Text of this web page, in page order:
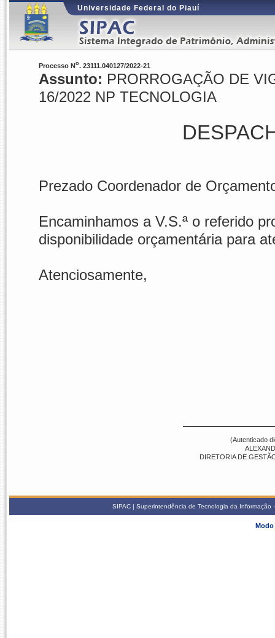
Universidade Federal do Piauí
Processo No. 23111.040127/2022-21
Assunto: PRORROGAÇÃO DE
16/2022 NP TECNOLOGIA
Prezado Coordenador de
Encaminhamos a V.S.ª o referido
disponibilidade orçamentária para
Atenciosamente,
(Autenticado
DIRETORIA DE
SIPAC | Superintendência de Tecnologia da
Modo